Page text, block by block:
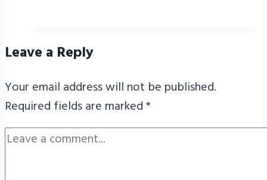
Leave a Reply
Your email address will not be published.
Required fields are marked*